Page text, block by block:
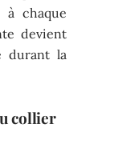
à chaque
devient
durant la
collier